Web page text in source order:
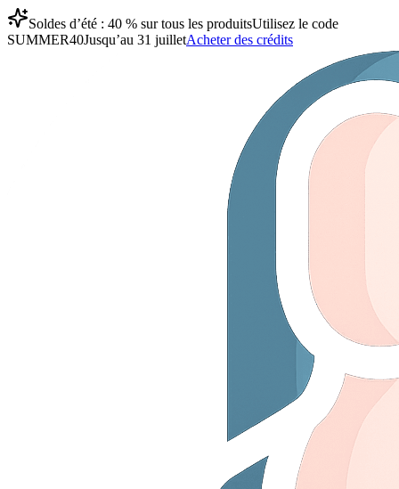
Soldes d’été : 40 % sur tous les produitsUtilisez le code
SUMMER40Jusqu’au 31 juilletAcheter des crédits